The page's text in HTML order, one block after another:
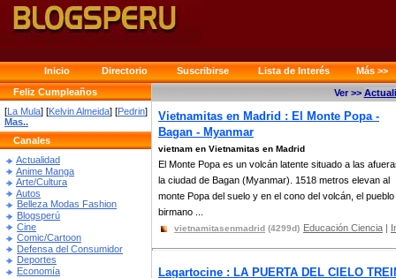
Inicio Directorio Suscribirse Lista de Interés
Más >>
Feliz Cumpleaños
[La Mula] [Kelvin Almeida] [Pedrin]
Mas..
Canales
Actualidad
Anime Manga
Arte/Cultura
Autos
Belleza Modas Fashion
Blogsperú
Cine
Comic/Cartoon
Defensa del Consumidor
Deportes
Economía
Ver >>
Vietnamitas en Madrid : El Monte Popa -
Bagan - Myanmar
vietnam en Vietnamitas en Madrid
El Monte Popa es un volcán latente situado a las
la ciudad de Bagan (Myanmar). 1518 metros elevan al
monte Popa del suelo y en el cono del volcán, el pueblo
birmano ...
vietnamitasenmadrid (4299d) Educación Ciencia |
Lagartocine : LA PUERTA DEL CIELO